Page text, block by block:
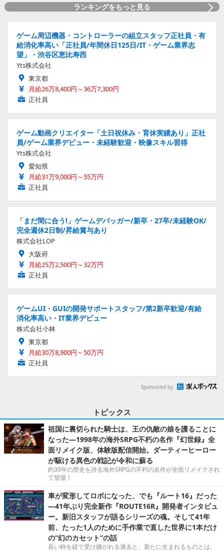
ランキングをもっと見る
ゲーム周辺機器・コントローラーの組立スタッフ正社員・有
給消化率高い「正社員/年間休日125日/IT・ゲーム業界志
望」・渋谷区恵比寿西
Yts株式会社
東京都
月給26万8,400円～36万7,300円
正社員
ゲーム動画クリエイター「土日祝休み・育休実績あり」正社
員/ゲーム業界デビュー・未経験歓迎・映像スキル習得
Yts株式会社
愛知県
月給31万9,000円～55万円
正社員
「まだ間に合う!」ゲームデバッガー/新卒・27卒/未経験OK/
完全週休2日制/昇給賞与あり
株式会社LOP
大阪府
月給25万2,500円～32万円
正社員
ゲームUI・GUIの開発サポートスタッフ/第2新卒歓迎/有給
消化率高い・IT業界デビュー
株式会社小林
東京都
月給30万8,900円～50万円
正社員
Sponsored by
トピックス
祖国に裏切られた騎士は、王の仇敵の娘を護ることに
なった―1998年の海外SRPG不朽の名作『幻世録』全
面リメイク版、体験版配信開始。ダーティーヒーロー
が駆ける異色の戦記が令和に蘇る
約30年の歴史を誇る海外SRPGの不朽の名作が全面リメイクされ
て登場！
車が変形してロボになった、でも『ルート16』だった
―41年ぶり完全新作『ROUTE16R』開発者インタビュ
ー。新旧スタッフが語るシリーズの魂。そして41年
前、たった1人のために手作業で直した世界に1本だけ
の“幻のカセット”の話
長い時を経て受け継がれる過去と、新たに生まれるものとは。